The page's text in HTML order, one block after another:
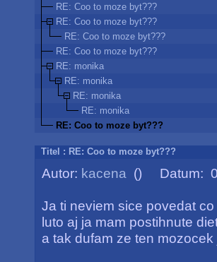
RE: Coo to moze byt???
RE: Coo to moze byt???
RE: Coo to moze byt???
RE: Coo to moze byt???
RE: monika
RE: monika
RE: monika
RE: monika
RE: Coo to moze byt???
Titel : RE: Coo to moze byt???
Autor: kacena () Datum:
Ja ti neviem sice povedat
luto aj ja mam postihnute
a tak dufam ze ten